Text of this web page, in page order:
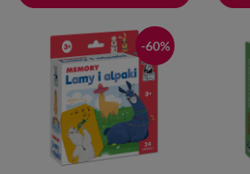
-60%